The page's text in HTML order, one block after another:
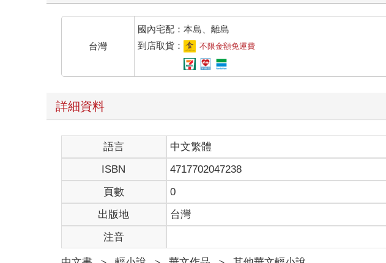
台灣
國內宅配：本島、離島
到店取貨：
不限金額免運費
詳細資料
語言 中文繁體
ISBN
4717702047238
頁數
0
出版地
台灣
注音